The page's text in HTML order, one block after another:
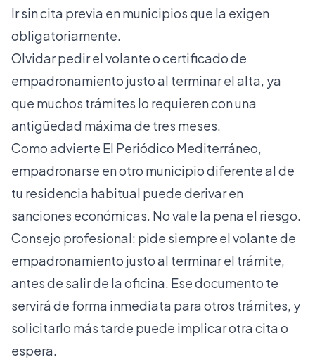
Ir sin cita previa en municipios que la exigen
obligatoriamente.
Olvidar pedir el volante o certificado de
empadronamiento justo al terminar el alta, ya
que muchos trámites lo requieren con una
antigüedad máxima de tres meses.
Como advierte El Periódico Mediterráneo,
empadronarse en otro municipio diferente al de
tu residencia habitual puede derivar en
sanciones económicas. No vale la pena el riesgo.
Consejo profesional: pide siempre el volante de
empadronamiento justo al terminar el trámite,
antes de salir de la oficina. Ese documento te
servirá de forma inmediata para otros trámites, y
solicitarlo más tarde puede implicar otra cita o
espera.